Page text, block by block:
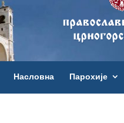
Насловна Парохије